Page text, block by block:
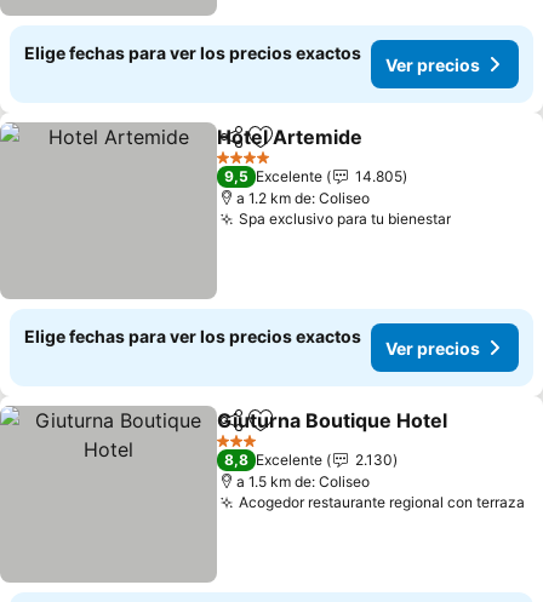
Elige fechas para ver los precios exactos
Ver precios
CompartirAgregar a favoritos
Hotel Artemide
4 Estrellas
9,5 Excelente
14.805
a 1.2 km de: Coliseo
Spa exclusivo para tu bienestarVer
Elige fechas para ver los precios exactos
Ver precios
CompartirAgregar a favoritos
Giuturna Boutique Hotel
3 Estrellas
8,8 Excelente
2.130
a 1.5 km de: Coliseo
Acogedor restaurante regional con terraza